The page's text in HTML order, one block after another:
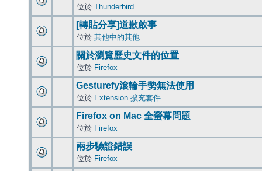
位於 Thunderbird
[轉貼分享]道歉啟事
位於 其他中的其他
關於瀏覽歷史文件的位置
位於 Firefox
Gesturefy滾輪手勢無法使用
位於 Extension 擴充套件
Firefox on Mac 全螢幕問題
位於 Firefox
兩步驗證錯誤
位於 Firefox